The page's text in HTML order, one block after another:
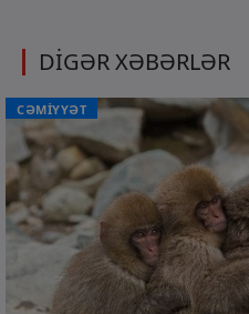
DİGƏR XƏBƏRLƏR
CƏMİYYƏT